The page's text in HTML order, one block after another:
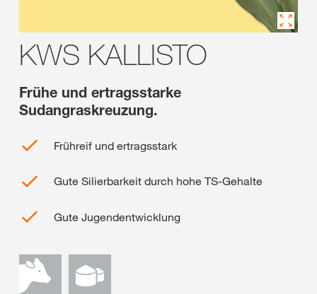
KWS KALLISTO
Frühe und ertragsstarke
Sudangraskreuzung.
Frühreif und ertragsstark
Gute Silierbarkeit durch hohe TS-Gehalte
Gute Jugendentwicklung